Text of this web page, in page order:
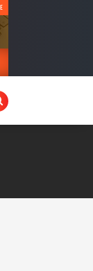
Tidak Sah